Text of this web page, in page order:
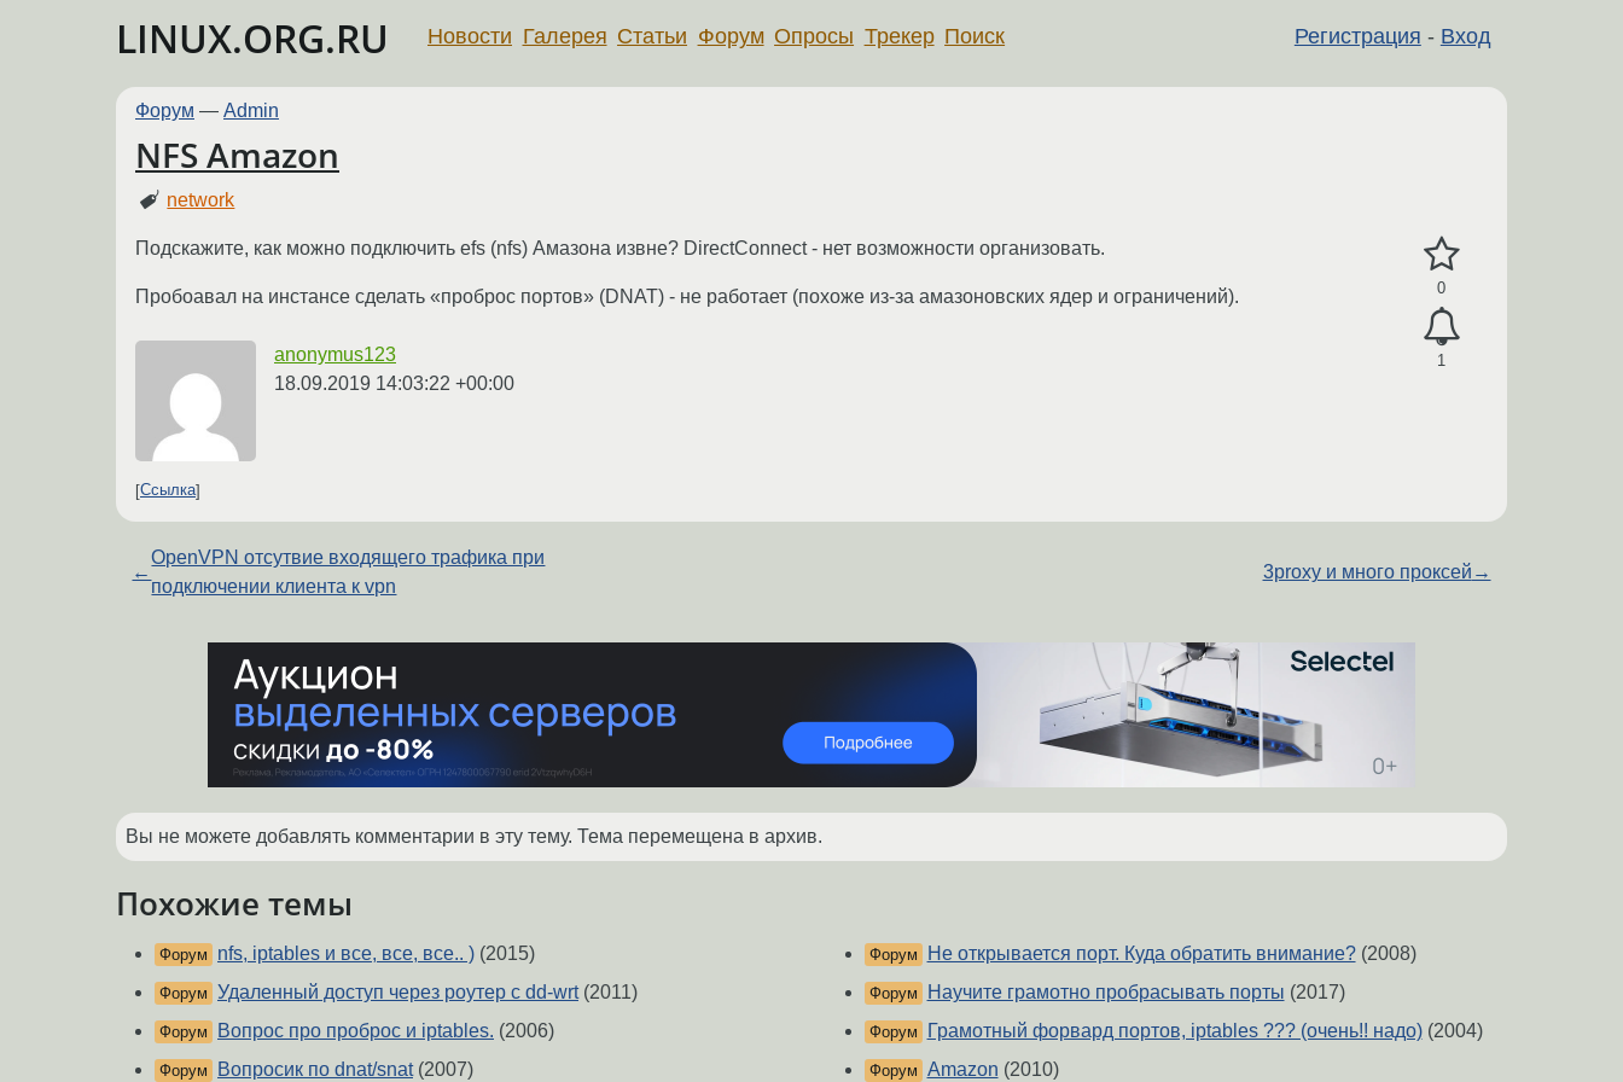
LINUX.ORG.RU Регистрация - Вход
Новости Галерея Статьи Форум Опросы Трекер Поиск
Форум — Admin
NFS Amazon
network
0
1
Подскажите, как можно подключить efs (nfs) Амазона извне? DirectConnect - нет возможности организовать.
Пробоавал на инстансе сделать «проброс портов» (DNAT) - не работает (похоже из-за амазоновских ядер и ограничений).
anonymus123
18.09.2019 14:03:22 +00:00
Ссылка
←
OpenVPN отсутвие входящего трафика при
подключении клиента к vpn
3proxy и много проксей →
Вы не можете добавлять комментарии в эту тему. Тема перемещена в архив.
Похожие темы
Форум nfs, iptables и все, все, все.. ) (2015)
Форум Удаленный доступ через роутер с dd-wrt(2011)
Форум Вопрос про проброс и iptables. (2006)
Форум Вопросик по dnat/snat(2007)
Форум Не открывается порт. Куда обратить внимание?(2008)
Форум Научите грамотно пробрасывать порты (2017)
Форум Грамотный форвард портов, iptables ??? (очень!! надо)(2004)
Форум Amazon (2010)